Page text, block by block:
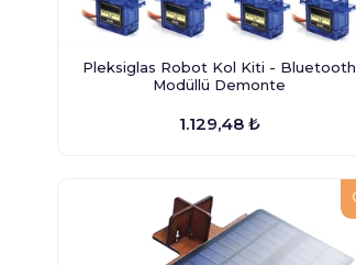
Pleksiglas Robot Kol Kiti - Bluetooth
Modüllü Demonte
1.129,48 ₺